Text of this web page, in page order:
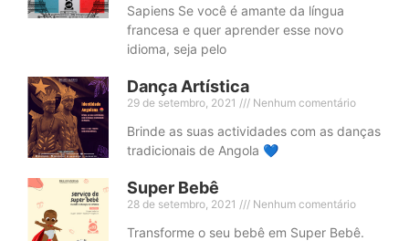
Sapiens Se você é amante da língua
francesa e quer aprender esse novo
idioma, seja pelo
Dança Artística
29 de setembro, 2021 Nenhum comentário
Brinde as suas actividades com as danças
tradicionais de Angola 💙
Super Bebê
28 de setembro, 2021 Nenhum comentário
Transforme o seu bebê em Super Bebê.